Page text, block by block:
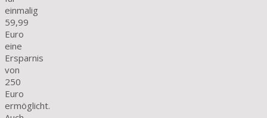
einmalig
59,99
Euro
eine
Ersparnis
von
250
Euro
ermöglicht.